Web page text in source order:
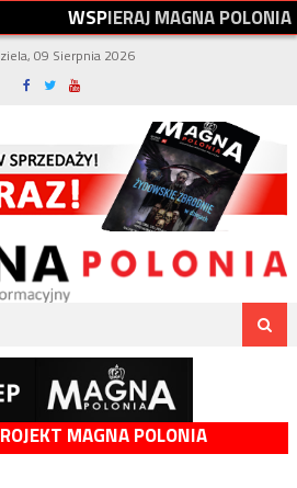
WSPIERAJMAGNAPOLONIA
09 Sierpnia 2026
MAGNA POLONIA